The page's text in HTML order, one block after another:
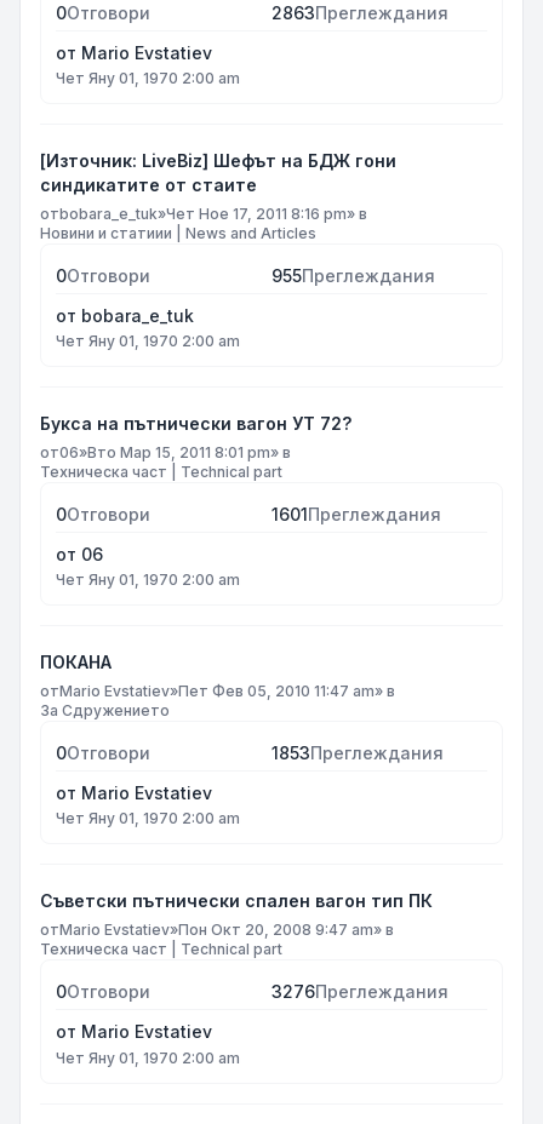
0Отговори 2863Преглеждания
от Mario Evstatiev
Чет Яну 01, 1970 2:00 am
[Източник: LiveBiz] Шефът на БДЖ гони
синдикатите от стаите
отbobara_e_tuk»Чет Ное 17, 2011 8:16 pm» в
Новини и статиии | News and Articles
0Отговори 955Преглеждания
от bobara_e_tuk
Чет Яну 01, 1970 2:00 am
Букса на пътнически вагон УТ 72?
от06»Вто Мар 15, 2011 8:01 pm» в
Техническа част | Technical part
0Отговори 1601Преглеждания
от 06
Чет Яну 01, 1970 2:00 am
ПОКАНА
отMario Evstatiev»Пет Фев 05, 2010 11:47 am» в
За Сдружението
0Отговори 1853Преглеждания
от Mario Evstatiev
Чет Яну 01, 1970 2:00 am
Съветски пътнически спален вагон тип ПК
отMario Evstatiev»Пон Окт 20, 2008 9:47 am» в
Техническа част | Technical part
0Отговори 3276Преглеждания
от Mario Evstatiev
Чет Яну 01, 1970 2:00 am